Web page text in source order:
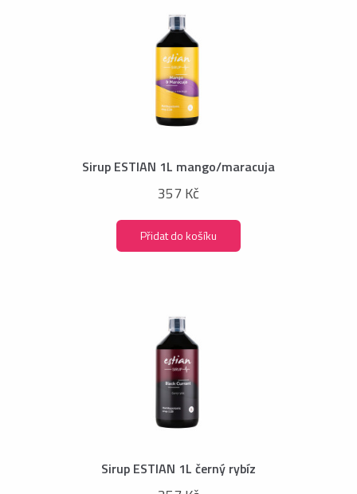
Sirup ESTIAN 1L mango/maracuja
357 Kč
Přidat do košíku
Sirup ESTIAN 1L černý rybíz